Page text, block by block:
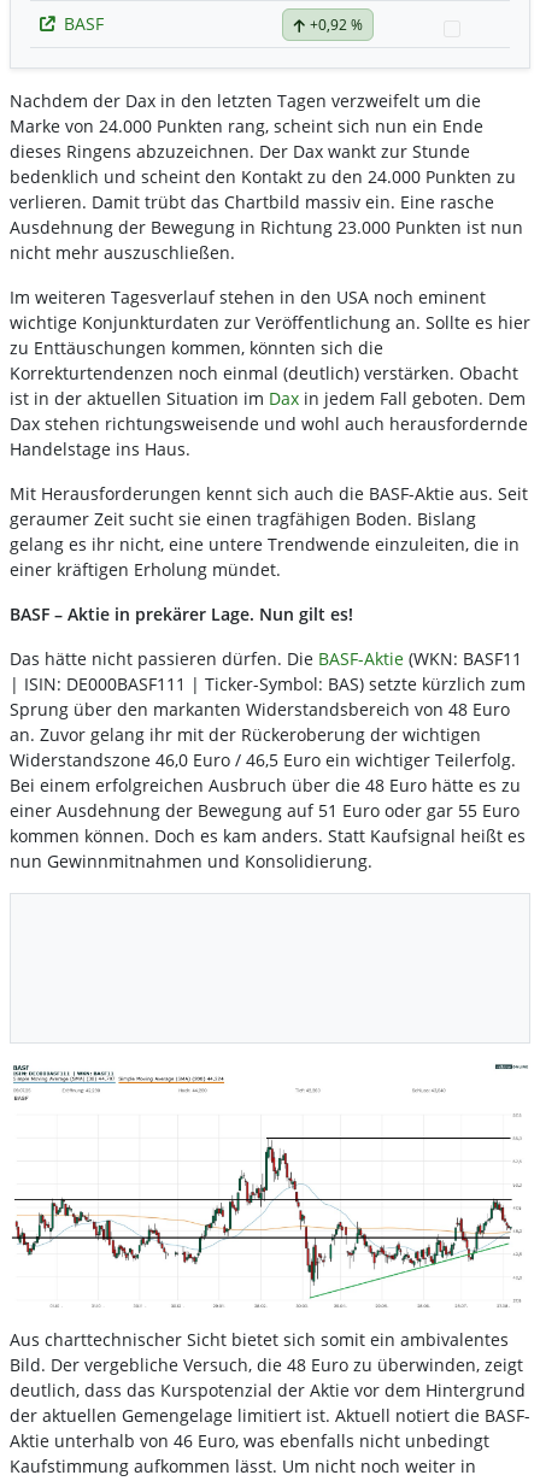
BASF
+0,92 %
Nachdem der Dax in den letzten Tagen verzweifelt um die
Marke von 24.000 Punkten rang, scheint sich nun ein Ende
dieses Ringens abzuzeichnen. Der Dax wankt zur Stunde
bedenklich und scheint den Kontakt zu den 24.000 Punkten zu
verlieren. Damit trübt das Chartbild massiv ein. Eine rasche
Ausdehnung der Bewegung in Richtung 23.000 Punkten ist nun
nicht mehr auszuschließen.
Im weiteren Tagesverlauf stehen in den USA noch eminent
wichtige Konjunkturdaten zur Veröffentlichung an. Sollte es hier
zu Enttäuschungen kommen, könnten sich die
Korrekturtendenzen noch einmal (deutlich) verstärken. Obacht
ist in der aktuellen Situation im Dax in jedem Fall geboten. Dem
Dax stehen richtungsweisende und wohl auch herausfordernde
Handelstage ins Haus.
Mit Herausforderungen kennt sich auch die BASF-Aktie aus. Seit
geraumer Zeit sucht sie einen tragfähigen Boden. Bislang
gelang es ihr nicht, eine untere Trendwende einzuleiten, die in
einer kräftigen Erholung mündet.
BASF – Aktie in prekärer Lage. Nun gilt es!
Das hätte nicht passieren dürfen. Die BASF-Aktie (WKN: BASF11
| ISIN: DE000BASF111 | Ticker-Symbol: BAS) setzte kürzlich zum
Sprung über den markanten Widerstandsbereich von 48 Euro
an. Zuvor gelang ihr mit der Rückeroberung der wichtigen
Widerstandszone 46,0 Euro / 46,5 Euro ein wichtiger Teilerfolg.
Bei einem erfolgreichen Ausbruch über die 48 Euro hätte es zu
einer Ausdehnung der Bewegung auf 51 Euro oder gar 55 Euro
kommen können. Doch es kam anders. Statt Kaufsignal heißt es
nun Gewinnmitnahmen und Konsolidierung.
Aus charttechnischer Sicht bietet sich somit ein ambivalentes
Bild. Der vergebliche Versuch, die 48 Euro zu überwinden, zeigt
deutlich, dass das Kurspotenzial der Aktie vor dem Hintergrund
der aktuellen Gemengelage limitiert ist. Aktuell notiert die BASF-
Aktie unterhalb von 46 Euro, was ebenfalls nicht unbedingt
Kaufstimmung aufkommen lässt. Um nicht noch weiter in